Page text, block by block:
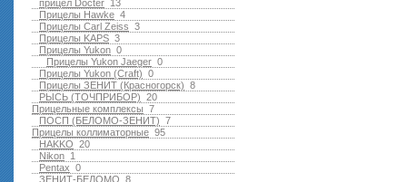
13
прицел Docter
4
Прицелы Hawke
3
Прицелы Carl Zeiss
3
Прицелы KAPS
0
Прицелы Yukon
0
Прицелы Yukon Jaeger
0
Прицелы Yukon (Craft)
8
Прицелы ЗЕНИТ (Красногорск)
20
РЫСЬ (ТОЧПРИБОР)
7
Прицельные комплексы
7
ПОСП (БЕЛОМО-ЗЕНИТ)
95
Прицелы коллиматорные
20
HAKKO
1
Nikon
0
Pentax
8
ЗЕНИТ-БЕЛОМО